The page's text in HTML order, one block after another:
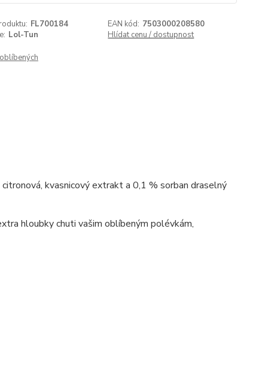
FL700184 EAN kód: 7503000208580
Lol-Tun Hlídat cenu / dostupnost
kvasnicový extrakt a 0,1 % sorban draselný
hloubky chuti vašim oblíbeným polévkám,